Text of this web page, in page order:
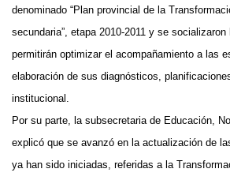
denominado “Plan provincial de la
secundaria”, etapa 2010-2011 y se
permitirán optimizar el acompañamiento a las
elaboración de sus diagnósticos,
institucional.
Por su parte, la subsecretaria de Educación,
explicó que se avanzó en la actualización de
ya han sido iniciadas, referidas a la